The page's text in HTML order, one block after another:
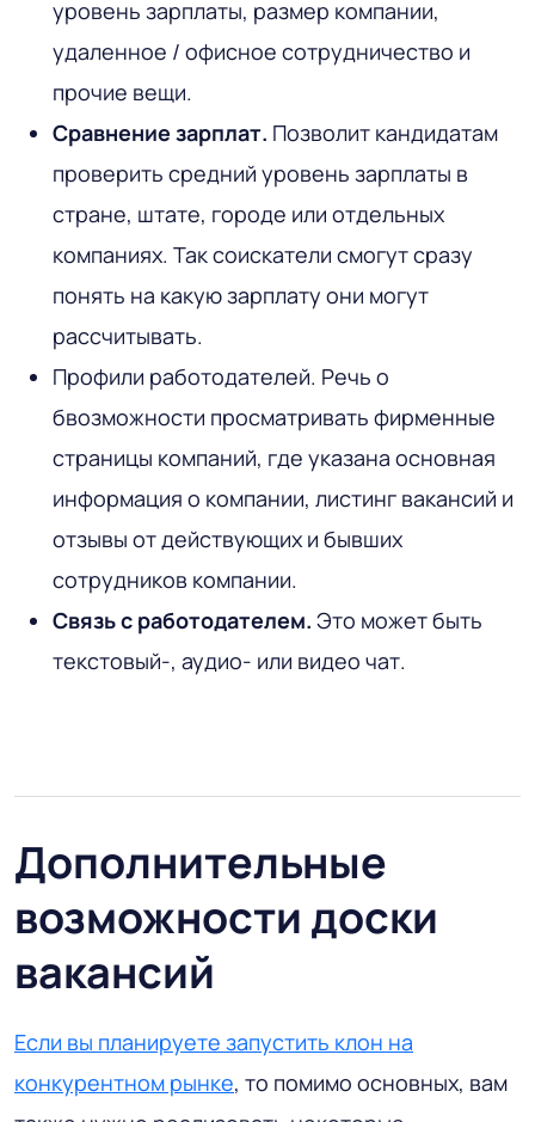
уровень зарплаты, размер компании,
удаленное / офисное сотрудничество и
прочие вещи.
Сравнение зарплат. Позволит кандидатам
проверить средний уровень зарплаты в
стране, штате, городе или отдельных
компаниях. Так соискатели смогут сразу
понять на какую зарплату они могут
рассчитывать.
Профили работодателей. Речь о
бвозможности просматривать фирменные
страницы компаний, где указана основная
информация о компании, листинг вакансий и
отзывы от действующих и бывших
сотрудников компании.
Связь с работодателем. Это может быть
текстовый-, аудио- или видео чат.
Дополнительные
возможности доски
вакансий
Если вы планируете запустить клон на
конкурентном рынке, то помимо основных, вам